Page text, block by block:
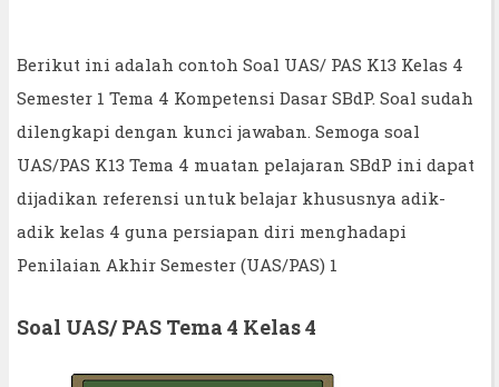
Berikut ini adalah contoh Soal UAS/ PAS K13 Kelas 4
Semester 1 Tema 4 Kompetensi Dasar SBdP. Soal sudah
dilengkapi dengan kunci jawaban. Semoga soal
UAS/PAS K13 Tema 4 muatan pelajaran SBdP ini dapat
dijadikan referensi untuk belajar khususnya adik-
adik kelas 4 guna persiapan diri menghadapi
Penilaian Akhir Semester (UAS/PAS) 1
Soal UAS/ PAS Tema 4 Kelas 4